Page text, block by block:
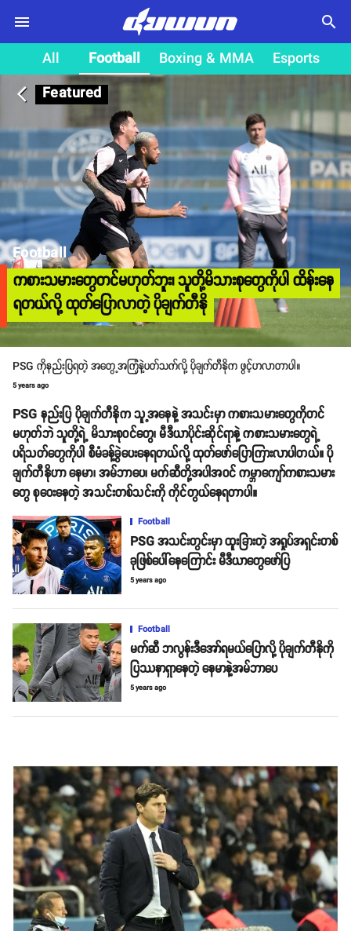
search
All Football Boxing & MMA
Esports
Featured
arrow_back_ios
Football
ကစားသမားတွေတင်မဟုတ်ဘူး၊ သူတို့မိသားစုတွေကိုပါ ထိန်းနေ
ရတယ်လို့ ထုတ်ပြောလာတဲ့ ပိုချက်တီနို
PSG ကိုနည်းပြရတဲ့ အတွေ့အကြုံနဲ့ပတ်သက်လို့ ပိုချက်တီနိုက ဖွင့်ဟလာတာပါ။
5 years ago
PSG နည်းပြ ပိုချက်တီနိုက သူ့အနေနဲ့ အသင်းမှာ ကစားသမားတွေကိုတင်
မဟုတ်ဘဲ သူတို့ရဲ့ မိသားစုဝင်တွေ၊ မီဒီယာပိုင်းဆိုင်ရာနဲ့ ကစားသမားတွေရဲ့
ပရိသတ်တွေကိုပါ စီမံခန့်ခွဲပေးနေရတယ်လို့ ထုတ်ဖော်ပြောကြားလာပါတယ်။ ပို
ချက်တီနိုဟာ နေမာ၊ အမ်ဘာပေ၊ မက်ဆီတို့အပါအဝင် ကမ္ဘာကျော်ကစားသမား
တွေ စုဝေးနေတဲ့ အသင်းတစ်သင်းကို ကိုင်တွယ်နေရတာပါ။
Football
PSG အသင်းတွင်းမှာ ထူးခြားတဲ့ အရှုပ်အရှင်းတစ်
ခုဖြစ်ပေါ်နေကြောင်း မီဒီယာတွေဖော်ပြ
5 years ago
Football
မက်ဆီ ဘလွန်းဒီအော်ရမယ်ပြောလို့ ပိုချက်တီနိုကို
ပြဿနာရှာနေတဲ့ နေမာနဲ့အမ်ဘာပေ
5 years ago